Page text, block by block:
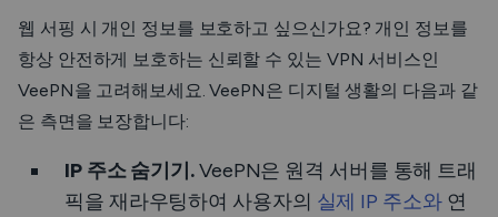
웹 서핑 시 개인 정보를 보호하고 싶으신가요? 개인 정보를
항상 안전하게 보호하는 신뢰할 수 있는 VPN 서비스인
VeePN을 고려해보세요. VeePN은 디지털 생활의 다음과 같
은 측면을 보장합니다:
IP 주소 숨기기.VeePN은 원격 서버를 통해 트래
픽을 재라우팅하여 사용자의 실제 IP 주소와연